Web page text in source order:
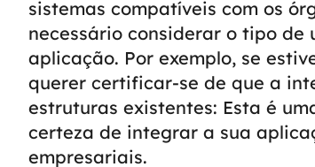
sistemas compatíveis com os
necessário considerar o tipo
aplicação. Por exemplo, se
querer certificar-se de que a
estruturas existentes: Esta é
certeza de integrar a sua
empresariais.